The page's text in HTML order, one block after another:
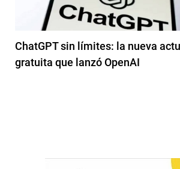
ChatGPT sin límites: la nueva
gratuita que lanzó OpenAI